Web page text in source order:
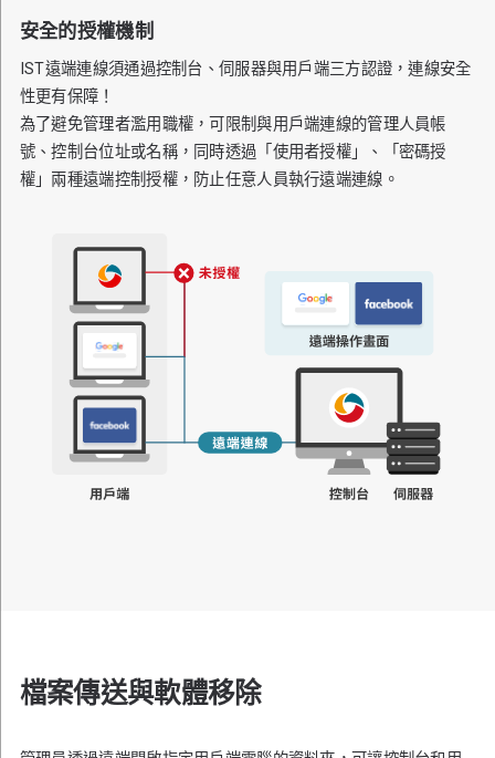
安全的授權機制
IST遠端連線須通過控制台、伺服器與用戶端三方認證，連線安全
性更有保障！
為了避免管理者濫用職權，可限制與用戶端連線的管理人員帳
號、控制台位址或名稱，同時透過「使用者授權」、「密碼授
權」兩種遠端控制授權，防止任意人員執行遠端連線。
檔案傳送與軟體移除